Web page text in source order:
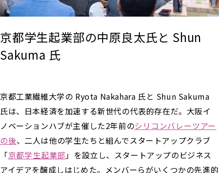
京都学生起業部の中原良太氏と Shun
Sakuma 氏
京都工業繊維大学の Ryota Nakahara 氏と Shun Sakuma
氏は、日本経済を加速する新世代の代表的存在だ。大阪イ
ノベーションハブが主催した2年前のシリコンバレーツアー
の後、二人は他の学生たちと組んでスタートアップクラブ
「京都学生起業部」を設立し、スタートアップのビジネス
アイデアを醸成しはじめた。メンバーらがいくつかの先進的